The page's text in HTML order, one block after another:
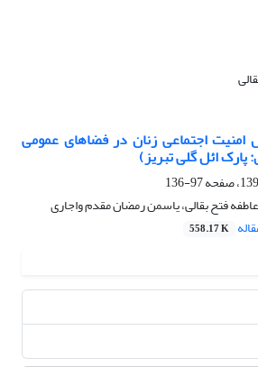
اجتماعی زنان در فضاهای عمومی
ائل گلی تبریز)
97-136
فتح بقالی، یاسمن رمضان مقدم واجاری
558.17 K